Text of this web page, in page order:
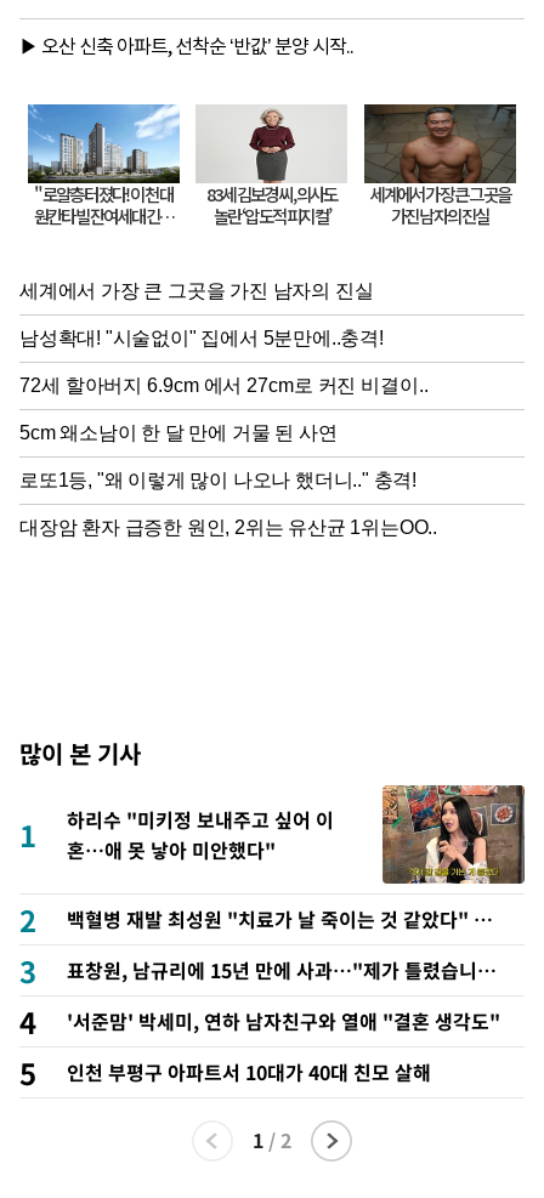
많이 본 기사
1
하리수 "미키정 보내주고 싶어 이
혼…애 못 낳아 미안했다"
2
백혈병 재발 최성원 "치료가 날 죽이는 것 같았다" 눈
물
3
표창원, 남규리에 15년 만에 사과…"제가 틀렸습니
다"
4 '서준맘' 박세미, 연하 남자친구와 열애 "결혼 생각도"
5 인천 부평구 아파트서 10대가 40대 친모 살해
1 /2